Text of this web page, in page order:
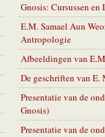
Gnosis: Cursussen
E.M. Samael Aun
Antropologie
Afbeeldingen van
De geschriften van E.
Presentatie van de
Gnosis)
Presentatie van de